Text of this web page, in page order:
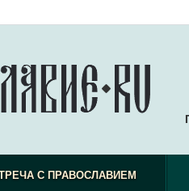
С ПРАВОСЛАВИЕМ